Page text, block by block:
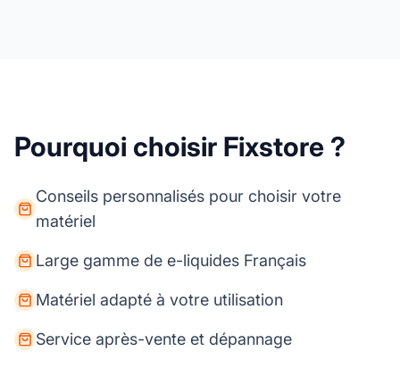
Pourquoi choisir Fixstore ?
Conseils personnalisés pour choisir votre
matériel
Large gamme de e-liquides Français
Matériel adapté à votre utilisation
Service après-vente et dépannage